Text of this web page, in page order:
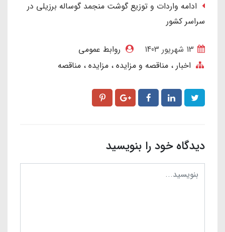
ادامه واردات و توزیع گوشت منجمد گوساله برزیلی در
سراسر کشور
روابط عمومی
اخبار مناقصه و مزایده مزایده مناقصه
دیدگاه خود را بنویسید